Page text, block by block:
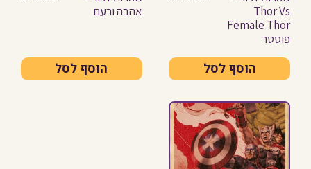
Thor Vs
Female Thor
פוסטר
הוסף לסל
אהבה ורעם
הוסף לסל